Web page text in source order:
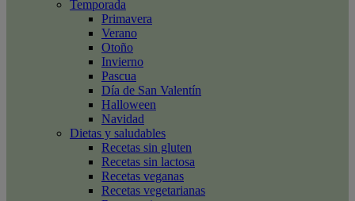
Temporada
Primavera
Verano
Otoño
Invierno
Pascua
Día de San Valentín
Halloween
Navidad
Dietas y saludables
Recetas sin gluten
Recetas sin lactosa
Recetas veganas
Recetas vegetarianas